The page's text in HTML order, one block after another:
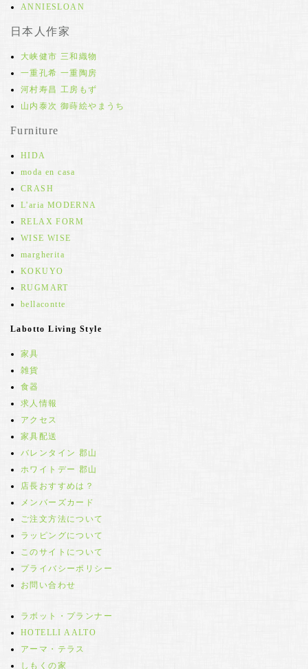
ANNIESLOAN
日本人作家
大峡健市 三和織物
一重孔希 一重陶房
河村寿昌 工房もず
山内泰次 御蒔絵やまうち
Furniture
HIDA
moda en casa
CRASH
L'aria MODERNA
RELAX FORM
WISE WISE
margherita
KOKUYO
RUGMART
bellacontte
Labotto Living Style
家具
雑貨
食器
求人情報
アクセス
家具配送
バレンタイン 郡山
ホワイトデー 郡山
店長おすすめは？
メンバーズカード
ご注文方法について
ラッピングについて
このサイトについて
プライバシーポリシー
お問い合わせ
ラボット・プランナー
HOTELLI AALTO
アーマ・テラス
しもくの家